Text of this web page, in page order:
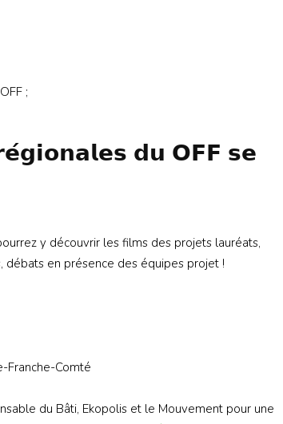
;
𝗱𝘂 𝗢𝗙𝗙 𝘀𝗲
y découvrir les films des projets lauréats,
débats en présence des équipes projet !
Franche-Comté
du Bâti, Ekopolis et le Mouvement pour une